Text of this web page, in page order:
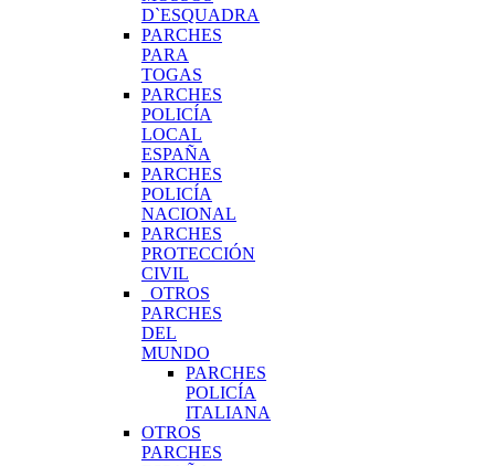
D`ESQUADRA
PARCHES
PARA
TOGAS
PARCHES
POLICÍA
LOCAL
ESPAÑA
PARCHES
POLICÍA
NACIONAL
PARCHES
PROTECCIÓN
CIVIL
OTROS
PARCHES
DEL
MUNDO
PARCHES
POLICÍA
ITALIANA
OTROS
PARCHES